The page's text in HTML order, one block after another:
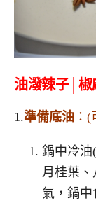
油潑辣子│椒
1.準備底油 ：
鍋中冷油
月桂葉
氣，鍋中